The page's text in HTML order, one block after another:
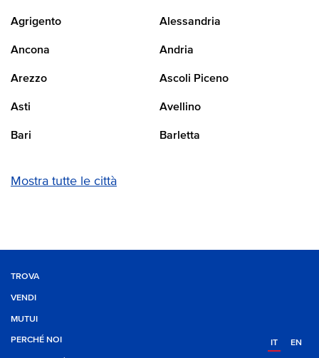
Agrigento Alessandria
Ancona Andria
Arezzo Ascoli Piceno
Asti Avellino
Bari Barletta
Mostra tutte le città
TROVA
VENDI
MUTUI
PERCHÉ NOI IT EN